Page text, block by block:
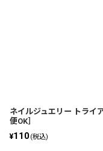
ネイルジュエリー トライ
便OK］
¥110(税込)